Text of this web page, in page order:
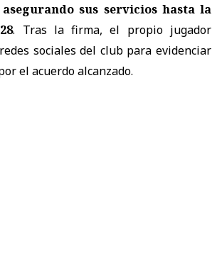
asegurando sus servicios hasta la
. Tras la firma, el propio jugador
sociales del club para evidenciar
el acuerdo alcanzado.